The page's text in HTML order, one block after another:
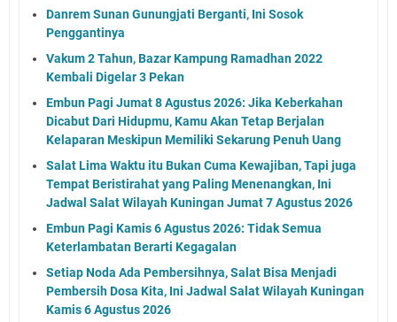
Danrem Sunan Gunungjati Berganti, Ini Sosok
Penggantinya
Vakum 2 Tahun, Bazar Kampung Ramadhan 2022
Kembali Digelar 3 Pekan
Embun Pagi Jumat 8 Agustus 2026: Jika Keberkahan
Dicabut Dari Hidupmu, Kamu Akan Tetap Berjalan
Kelaparan Meskipun Memiliki Sekarung Penuh Uang
Salat Lima Waktu itu Bukan Cuma Kewajiban, Tapi juga
Tempat Beristirahat yang Paling Menenangkan, Ini
Jadwal Salat Wilayah Kuningan Jumat 7 Agustus 2026
Embun Pagi Kamis 6 Agustus 2026: Tidak Semua
Keterlambatan Berarti Kegagalan
Setiap Noda Ada Pembersihnya, Salat Bisa Menjadi
Pembersih Dosa Kita, Ini Jadwal Salat Wilayah Kuningan
Kamis 6 Agustus 2026